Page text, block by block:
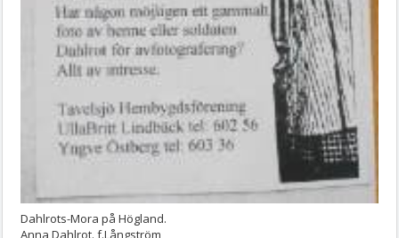
Dahlrots-Mora på Högland.
Anna Dahlrot. f.Långström